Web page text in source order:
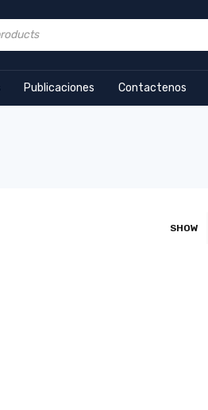
Publicaciones Contactenos
SHOW